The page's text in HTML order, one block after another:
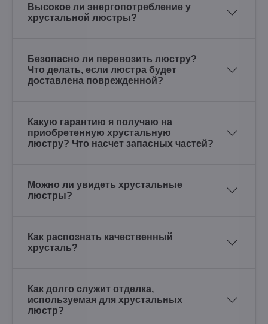
Высокое ли энергопотребление у
хрустальной люстры?
Безопасно ли перевозить люстру?
Что делать, если люстра будет
доставлена поврежденной?
Какую гарантию я получаю на
приобретенную хрустальную
люстру? Что насчет запасных частей?
Можно ли увидеть хрустальные
люстры?
Как распознать качественный
хрусталь?
Как долго служит отделка,
используемая для хрустальных
люстр?